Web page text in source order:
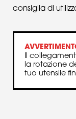
consiglia di
Il
la rotazione
tuo utensile